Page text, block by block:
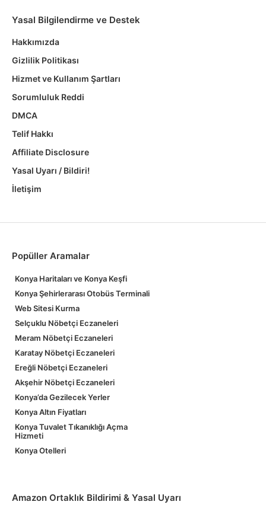
Yasal Bilgilendirme ve Destek
Hakkımızda
Gizlilik Politikası
Hizmet ve Kullanım Şartları
Sorumluluk Reddi
DMCA
Telif Hakkı
Affiliate Disclosure
Yasal Uyarı / Bildiri!
İletişim
Popüller Aramalar
Konya Haritaları ve Konya Keşfi
Konya Şehirlerarası Otobüs Terminali
Web Sitesi Kurma
Selçuklu Nöbetçi Eczaneleri
Meram Nöbetçi Eczaneleri
Karatay Nöbetçi Eczaneleri
Ereğli Nöbetçi Eczaneleri
Akşehir Nöbetçi Eczaneleri
Konya’da Gezilecek Yerler
Konya Altın Fiyatları
Konya Tuvalet Tıkanıklığı Açma
Hizmeti
Konya Otelleri
Amazon Ortaklık Bildirimi & Yasal Uyarı